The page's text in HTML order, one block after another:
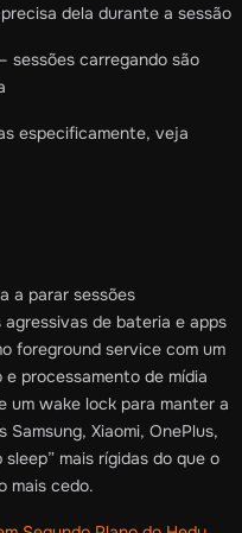
dela durante a sessão
sessões carregando são
especificamente, veja
a parar sessões
de bateria e apps
foreground service com um
processamento de mídia
um wake lock para manter a
Xiaomi, OnePlus,
mais rígidas do que o
mais cedo.